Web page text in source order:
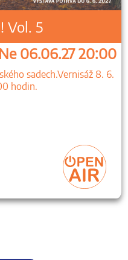
Vol. 5
06.06.27 20:00
sadech.Vernisáž 8. 6.
hodin.